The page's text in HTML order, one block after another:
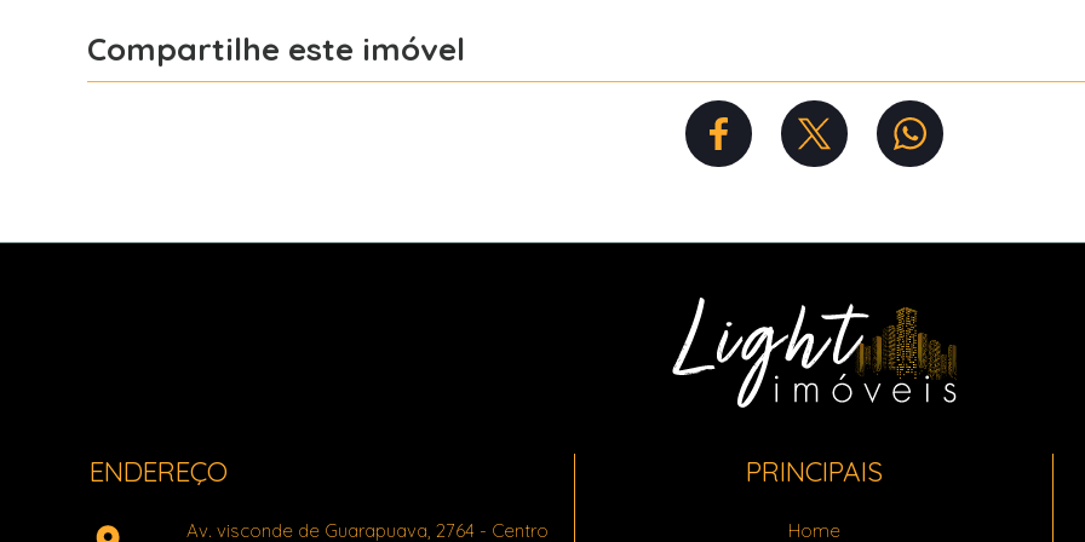
Compartilhe este imóvel
ENDEREÇO
Av. visconde de Guarapuava, 2764 - Centro
PRINCIPAIS
Home